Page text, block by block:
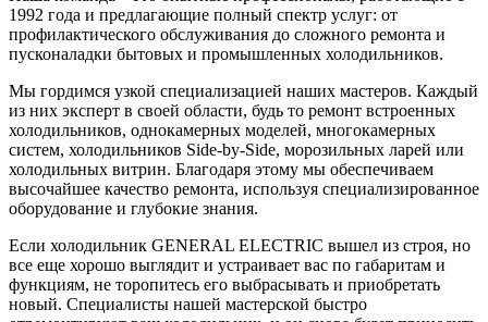
1992 года и предлагающие полный спектр услуг: от
профилактического обслуживания до сложного ремонта и
пусконаладки бытовых и промышленных холодильников.
Мы гордимся узкой специализацией наших мастеров. Каждый
из них эксперт в своей области, будь то ремонт встроенных
холодильников, однокамерных моделей, многокамерных
систем, холодильников Side-by-Side, морозильных ларей или
холодильных витрин. Благодаря этому мы обеспечиваем
высочайшее качество ремонта, используя специализированное
оборудование и глубокие знания.
Если холодильник GENERAL ELECTRIC вышел из строя, но
все еще хорошо выглядит и устраивает вас по габаритам и
функциям, не торопитесь его выбрасывать и приобретать
новый. Специалисты нашей мастерской быстро